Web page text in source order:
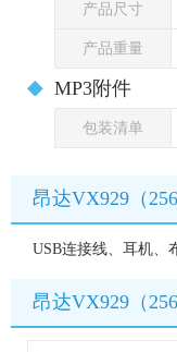
产品尺寸
产品重量
MP3附件
包装清单
昂达VX929（
USB连接线、耳机、
昂达VX929（